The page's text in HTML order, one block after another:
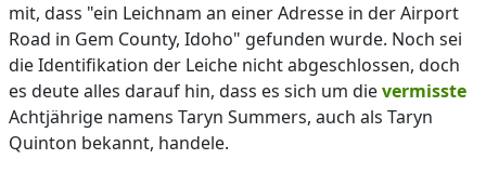
mit, dass "ein Leichnam an einer Adresse in der Airport
Road in Gem County, Idoho" gefunden wurde. Noch sei
die Identifikation der Leiche nicht abgeschlossen, doch
es deute alles darauf hin, dass es sich um dievermisste
Achtjährige namens Taryn Summers, auch als Taryn
Quinton bekannt, handele.